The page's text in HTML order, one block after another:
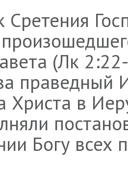
Сретения
(Лк
праведный
Христа в
Богу всех